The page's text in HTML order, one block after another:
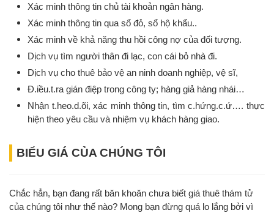
Xác minh thông tin chủ tài khoản ngân hàng.
Xác minh thông tin qua sổ đỏ, sổ hộ khẩu..
Xác minh về khả năng thu hồi công nợ của đối tượng.
Dịch vụ tìm người thân đi lạc, con cái bỏ nhà đi.
Dịch vụ cho thuê bảo vệ an ninh doanh nghiệp, vệ sĩ,
Đ.iều.t.ra gián điệp trong công ty; hàng giả hàng nhái…
Nhận t.heo.d.õi, xác minh thông tin, tìm c.hứng.c.ứ…. thực
hiện theo yêu cầu và nhiệm vụ khách hàng giao.
BIỂU GIÁ CỦA CHÚNG TÔI
Chắc hẳn, bạn đang rất băn khoăn chưa biết giá thuê thám tử
của chúng tôi như thế nào? Mong bạn đừng quá lo lắng bởi vì